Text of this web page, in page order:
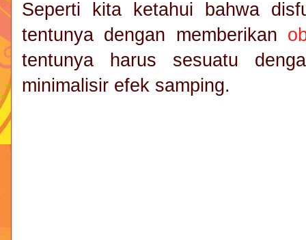
Seperti kita ketahui bahwa
tentunya dengan memberikan
tentunya harus sesuatu
minimalisir efek samping.